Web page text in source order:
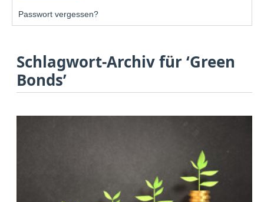
Passwort vergessen?
Schlagwort-Archiv für ‘Green
Bonds’